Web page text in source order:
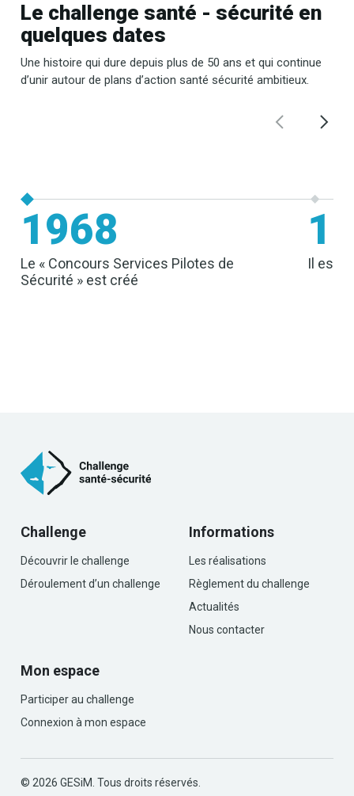
Le challenge santé - sécurité en
quelques dates
Une histoire qui dure depuis plus de 50 ans et qui continue
d’unir autour de plans d’action santé sécurité ambitieux.
1968
Le « Concours Services Pilotes de
Sécurité » est créé
Il est
Challenge
Découvrir le challenge
Déroulement d’un challenge
Informations
Les réalisations
Règlement du challenge
Actualités
Nous contacter
Mon espace
Participer au challenge
Connexion à mon espace
© 2026 GESiM. Tous droits réservés.